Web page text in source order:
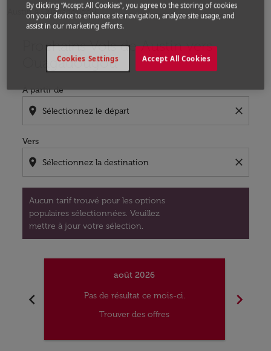
Austin a Ouagadougou
Prochains Vols de Austin vers
Ouagadougou
À partir de
location_on close
Vers
location_on close
Aucun tarif trouvé pour les options
populaires sélectionnées. Veuillez
mettre à jour votre sélection.
Aucun tarif trouvé pour les options populaires
chevron_left
août 2026
Pas de résultat ce mois-ci.
Trouver des offres
chevron_right
By clicking “Accept All Cookies”, you agree to the storing of cookies
on your device to enhance site navigation, analyze site usage, and
assist in our marketing efforts.
Accept All Cookies
Cookies Settings